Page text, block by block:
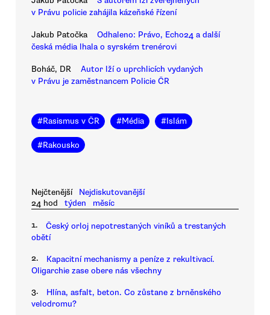
v Právu policie zahájila kázeňské řízení
Jakub Patočka
Odhaleno: Právo, Echo24 a další
česká média lhala o syrském trenérovi
Boháč, DR
Autor lží o uprchlicích vydaných
v Právu je zaměstnancem Policie ČR
#Rasismus v ČR #Média #Islám
#Rakousko
Nejčtenější
Nejdiskutovanější
24 hod
týden měsíc
1.
Český orloj nepotrestaných viníků a trestaných
obětí
2.
Kapacitní mechanismy a peníze z rekultivací.
Oligarchie zase obere nás všechny
3.
Hlína, asfalt, beton. Co zůstane z brněnského
velodromu?